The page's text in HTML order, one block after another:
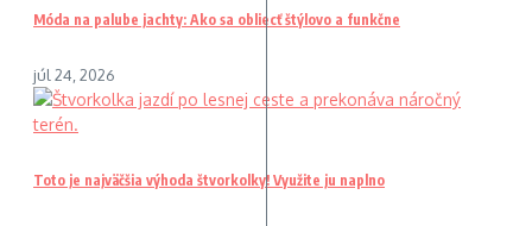
Móda na palube jachty: Ako sa obliecť štýlovo a funkčne
júl 24, 2026
Toto je najväčšia výhoda štvorkolky! Využite ju naplno